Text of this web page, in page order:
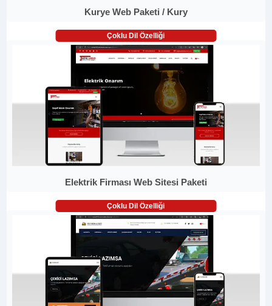
Kurye Web Paketi / Kury
Çoklu Dil Özelliği
Elektrik Firması Web Sitesi Paketi
Çoklu Dil Özelliği